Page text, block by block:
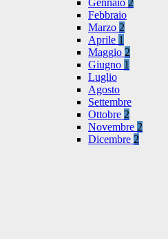
Gennaio 2
Febbraio
Marzo 2
Aprile 1
Maggio 2
Giugno 1
Luglio
Agosto
Settembre
Ottobre 2
Novembre 2
Dicembre 2